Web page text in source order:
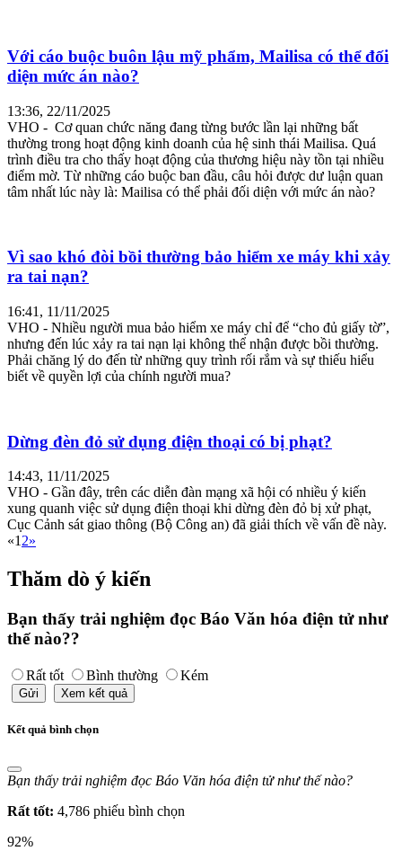
Với cáo buộc buôn lậu mỹ phẩm, Mailisa có thể đối
diện mức án nào?
13:36, 22/11/2025
VHO - Cơ quan chức năng đang từng bước lần lại những bất
thường trong hoạt động kinh doanh của hệ sinh thái Mailisa. Quá
trình điều tra cho thấy hoạt động của thương hiệu này tồn tại nhiều
điểm mờ. Từ những cáo buộc ban đầu, câu hỏi được dư luận quan
tâm nhất lúc này là: Mailisa có thể phải đối diện với mức án nào?
Vì sao khó đòi bồi thường bảo hiểm xe máy khi xảy
ra tai nạn?
16:41, 11/11/2025
VHO - Nhiều người mua bảo hiểm xe máy chỉ để “cho đủ giấy tờ”,
nhưng đến lúc xảy ra tai nạn lại không thể nhận được bồi thường.
Phải chăng lý do đến từ những quy trình rối rắm và sự thiếu hiểu
biết về quyền lợi của chính người mua?
Dừng đèn đỏ sử dụng điện thoại có bị phạt?
14:43, 11/11/2025
VHO - Gần đây, trên các diễn đàn mạng xã hội có nhiều ý kiến
xung quanh việc sử dụng điện thoại khi dừng đèn đỏ bị xử phạt,
Cục Cảnh sát giao thông (Bộ Công an) đã giải thích về vấn đề này.
«12»
Thăm dò ý kiến
Bạn thấy trải nghiệm đọc Báo Văn hóa điện tử như
thế nào??
Rất tốt Bình thường Kém
Gửi Xem kết quả
Kết quả bình chọn
Bạn thấy trải nghiệm đọc Báo Văn hóa điện tử như thế nào?
Rất tốt: 4,786 phiếu bình chọn
92%